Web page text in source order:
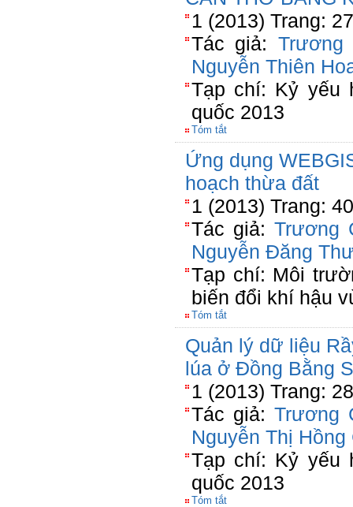
1 (2013) Trang:
Tác giả: Trương
Nguyễn Thiên
Tạp chí: Kỷ yếu
quốc 2013
Tóm tắt
Ứng dụng
hoạch thừa đất
1 (2013) Trang:
Tác giả: Trương
Nguyễn Đăng
Tạp chí: Môi
biến đổi khí hậu
Tóm tắt
Quản lý dữ liệu
lúa ở Đồng Bằng
1 (2013) Trang:
Tác giả: Trương
Nguyễn Thị Hồng
Tạp chí: Kỷ yếu
quốc 2013
Tóm tắt